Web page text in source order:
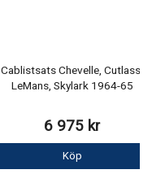
Cablistsats Chevelle, Cutlass,
LeMans, Skylark 1964-65
6 975 kr
Köp